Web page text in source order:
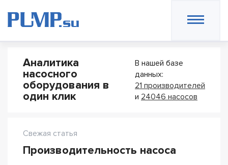
Аналитика
насосного
оборудования в
один клик
В нашей базе
данных:
21 производителей
и 24046 насосов
Свежая статья
Производительность насоса